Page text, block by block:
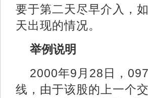
要于第二天尽早介入，
天出现的情况。
举例说明
2000年9月28日，
线，由于该股的上一个